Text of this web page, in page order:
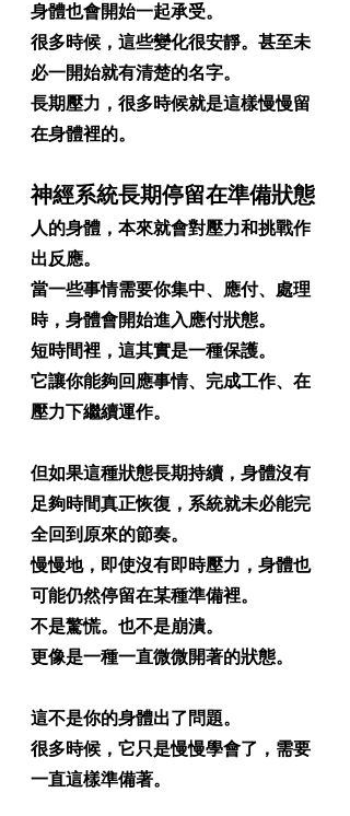
身體也會開始一起承受。
很多時候，這些變化很安靜。甚至未
必一開始就有清楚的名字。
長期壓力，很多時候就是這樣慢慢留
在身體裡的。
神經系統長期停留在準備狀態
人的身體，本來就會對壓力和挑戰作
出反應。
當一些事情需要你集中、應付、處理
時，身體會開始進入應付狀態。
短時間裡，這其實是一種保護。
它讓你能夠回應事情、完成工作、在
壓力下繼續運作。
但如果這種狀態長期持續，身體沒有
足夠時間真正恢復，系統就未必能完
全回到原來的節奏。
慢慢地，即使沒有即時壓力，身體也
可能仍然停留在某種準備裡。
不是驚慌。也不是崩潰。
更像是一種一直微微開著的狀態。
這不是你的身體出了問題。
很多時候，它只是慢慢學會了，需要
一直這樣準備著。